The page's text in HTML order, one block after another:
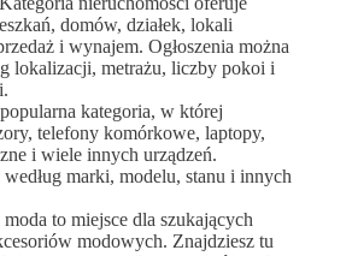
domów, działek, lokali
i wynajem. Ogłoszenia można
lokalizacji, metrażu, liczby pokoi i
kategoria, w której
telefony komórkowe, laptopy,
i wiele innych urządzeń.
marki, modelu, stanu i innych
to miejsce dla szukających
modowych. Znajdziesz tu